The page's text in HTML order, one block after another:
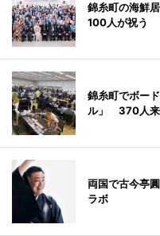
錦糸町の海鮮
100人が祝う
錦糸町でボー
ル」 370人
両国で古今亭
ラボ